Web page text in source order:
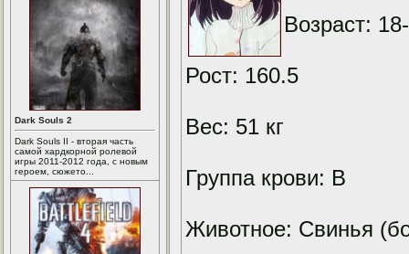
Dark Souls 2
Dark Souls II - вторая часть
самой хардкорной ролевой
игры 2011-2012 года, с новым
героем, сюжето...
Возраст:
Рост: 160.5
Вес: 51 кг
Группа крови: B
Животное: Свинья